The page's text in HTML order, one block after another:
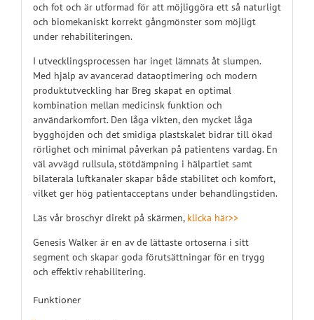
och fot och är utformad för att möjliggöra ett så naturligt
och biomekaniskt korrekt gångmönster som möjligt
under rehabiliteringen.
I utvecklingsprocessen har inget lämnats åt slumpen.
Med hjälp av avancerad dataoptimering och modern
produktutveckling har Breg skapat en optimal
kombination mellan medicinsk funktion och
användarkomfort. Den låga vikten, den mycket låga
bygghöjden och det smidiga plastskalet bidrar till ökad
rörlighet och minimal påverkan på patientens vardag. En
väl avvägd rullsula, stötdämpning i hälpartiet samt
bilaterala luftkanaler skapar både stabilitet och komfort,
vilket ger hög patientacceptans under behandlingstiden.
Läs vår broschyr direkt på skärmen, klicka här>>
Genesis Walker är en av de lättaste ortoserna i sitt
segment och skapar goda förutsättningar för en trygg
och effektiv rehabilitering.
Funktioner